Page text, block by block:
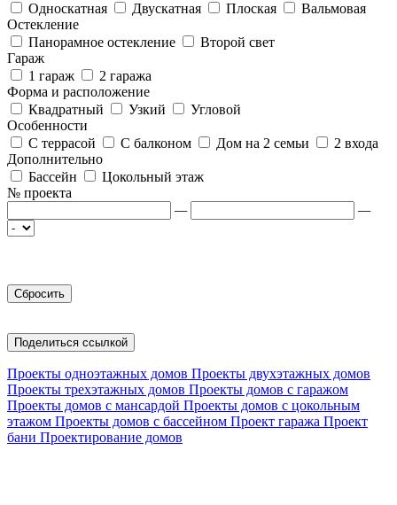
Односкатная
Двускатная Плоская
Вальмовая
Остекление
Панорамное остекление
Второй свет
Гараж
1 гараж
2 гаража
Форма и расположение
Квадратный
Узкий
Угловой
Особенности
С террасой
С балконом Дом на 2 семьи
2 входа
Дополнительно
Бассейн
Цокольный этаж
№ проекта
—
—
Поделиться ссылкой
Проекты одноэтажных домов Проекты двухэтажных домов
Проекты трехэтажных домов Проекты домов с гаражом
Проекты домов с мансардой Проекты домов с цокольным
этажом Проекты домов с бассейном Проект гаража Проект
бани Проектирование домов